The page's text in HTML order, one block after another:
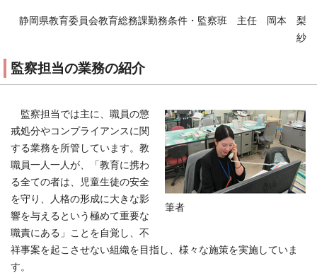
静岡県教育委員会教育総務課勤務条件・監察班 主任 岡本 梨
紗
監察担当の業務の紹介
筆者
監察担当では主に、職員の懲
戒処分やコンプライアンスに関
する業務を所管しています。教
職員一人一人が、「教育に携わ
る全ての者は、児童生徒の安全
を守り、人格の形成に大きな影
響を与えるという極めて重要な
職責にある」ことを自覚し、不
祥事案を起こさせない組織を目指し、様々な施策を実施していま
す。